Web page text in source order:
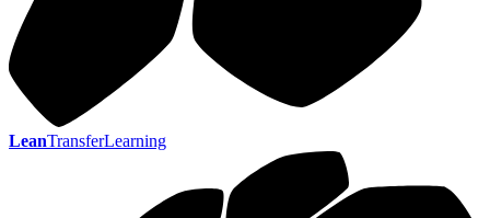
LeanTransferLearning